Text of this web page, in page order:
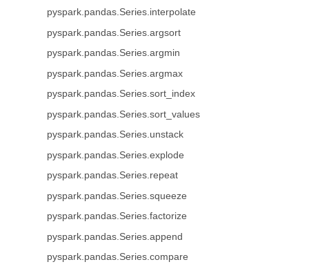
pyspark.pandas.Series.interpolate
pyspark.pandas.Series.argsort
pyspark.pandas.Series.argmin
pyspark.pandas.Series.argmax
pyspark.pandas.Series.sort_index
pyspark.pandas.Series.sort_values
pyspark.pandas.Series.unstack
pyspark.pandas.Series.explode
pyspark.pandas.Series.repeat
pyspark.pandas.Series.squeeze
pyspark.pandas.Series.factorize
pyspark.pandas.Series.append
pyspark.pandas.Series.compare